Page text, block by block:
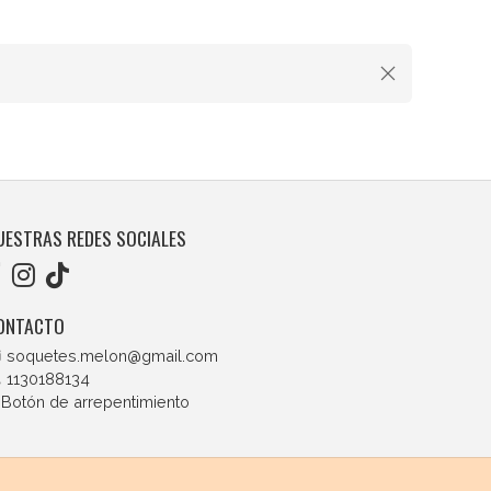
REDES SOCIALES
soquetes.melon@gmail.com
1130188134
de arrepentimiento